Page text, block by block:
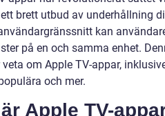
brett utbud av underhållning
kan
på en och samma enhet.
veta om Apple TV-appar,
och mer.
Apple TV-